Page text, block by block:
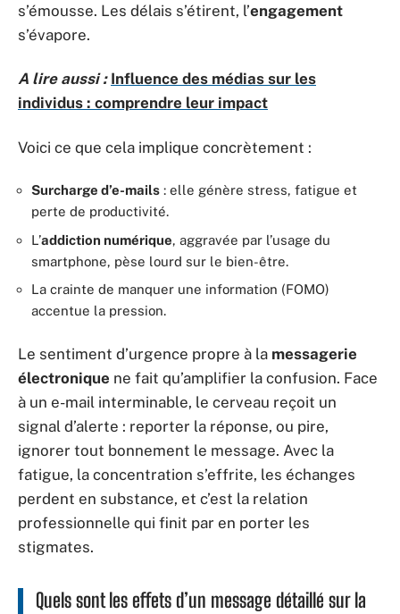
s’émousse. Les délais s’étirent, l’engagement
s’évapore.
A lire aussi : Influence des médias sur les
individus : comprendre leur impact
Voici ce que cela implique concrètement :
Surcharge d’e-mails : elle génère stress, fatigue et
perte de productivité.
L’addiction numérique, aggravée par l’usage du
smartphone, pèse lourd sur le bien-être.
La crainte de manquer une information (FOMO)
accentue la pression.
Le sentiment d’urgence propre à la messagerie
électronique ne fait qu’amplifier la confusion. Face
à un e-mail interminable, le cerveau reçoit un
signal d’alerte : reporter la réponse, ou pire,
ignorer tout bonnement le message. Avec la
fatigue, la concentration s’effrite, les échanges
perdent en substance, et c’est la relation
professionnelle qui finit par en porter les
stigmates.
Quels sont les effets d’un message détaillé sur la